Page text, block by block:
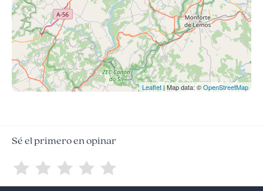
Leaflet| Map data: ©OpenStreetMap
Sé el primero en opinar